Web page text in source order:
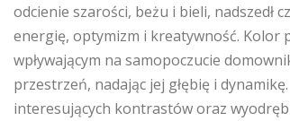
odcienie szarości, beżu i bieli, nadszedł
energię, optymizm i kreatywność. Kolor
wpływającym na samopoczucie
przestrzeń, nadając jej głębię i
interesujących kontrastów oraz